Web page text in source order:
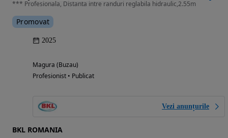
*** Profesionala, Distanta intre randuri reglabila hidraulic,2.55m
Promovat
2025
Magura (Buzau)
Profesionist • Publicat
Vezi anunțurile
BKL ROMANIA